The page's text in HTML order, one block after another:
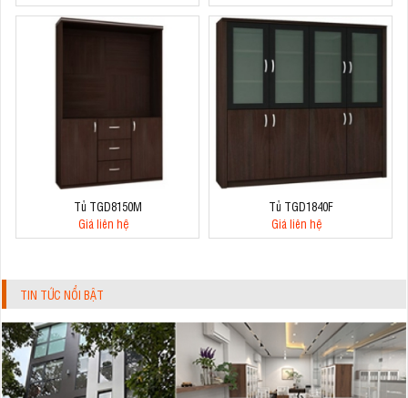
Tủ TGD8150M
Giá liên hệ
Tủ TGD1840F
Giá liên hệ
TIN TỨC NỔI BẬT